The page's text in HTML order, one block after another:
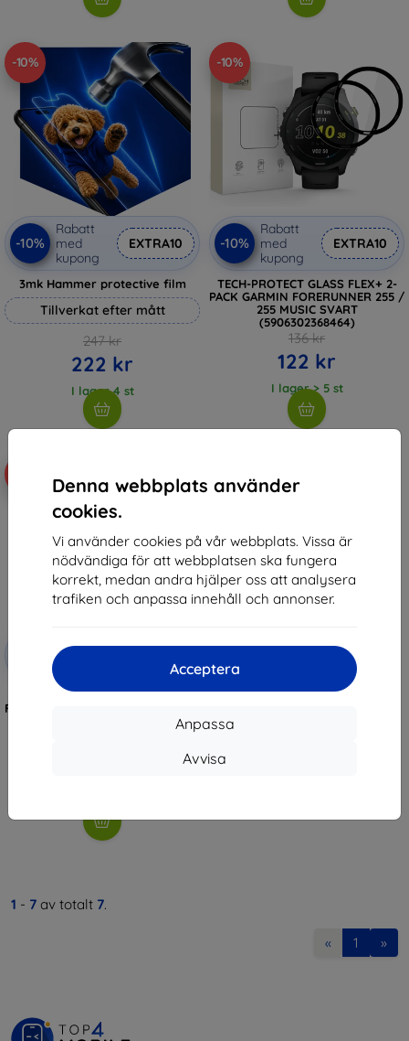
Denna webbplats använder
cookies.
Vi använder cookies på vår webbplats. Vissa är
nödvändiga för att webbplatsen ska fungera
korrekt, medan andra hjälper oss att analysera
trafiken och anpassa innehåll och annonser.
Acceptera
Anpassa
Avvisa
-10%
-10%
Rabatt
med
kupong
EXTRA10
3mk Hammer protective film
Tillverkat efter mått
247 kr
222 kr
I lager 4 st
-10%
-10%
Rabatt
med
kupong
EXTRA10
TECH-PROTECT GLASS FLEX+ 2-
PACK GARMIN FORERUNNER 255 /
255 MUSIC SVART
(5906302368464)
136 kr
122 kr
I lager > 5 st
med
3MK FlexibleGlass Garmin
Forerunner 255 Watch Hybridglas
1 - 7 av totalt 7.
« 1 »